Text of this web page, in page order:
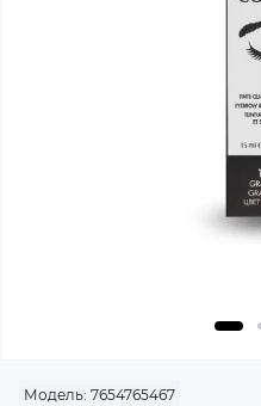
Модель: 7654765467